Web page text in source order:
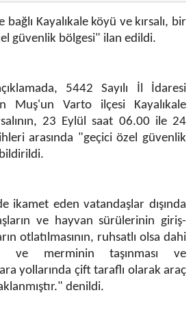
Kayalıkale köyü ve kırsalı, bir
güvenlik bölgesi" ilan edildi.
5442 Sayılı İl İdaresi
Muş'un Varto ilçesi Kayalıkale
23 Eylül saat 06.00 ile 24
arasında "geçici özel güvenlik
ikamet eden vatandaşlar dışında
ve hayvan sürülerinin giriş-
otlatılmasının, ruhsatlı olsa dahi
ve merminin taşınması ve
yollarında çift taraflı olarak araç
denildi.